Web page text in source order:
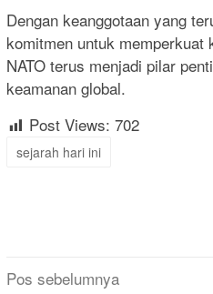
Dengan keanggotaan yang
komitmen untuk memperkuat
NATO terus menjadi pilar
keamanan global.
Post Views: 702
sejarah hari ini
Navigasi
Pos sebelumnya